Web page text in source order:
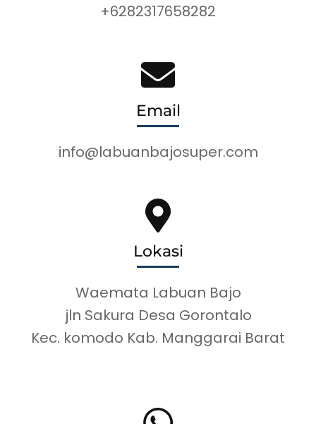
+6282317658282
Email
info@labuanbajosuper.com
Lokasi
Waemata Labuan Bajo
jln Sakura Desa Gorontalo
Kec. komodo Kab. Manggarai Barat